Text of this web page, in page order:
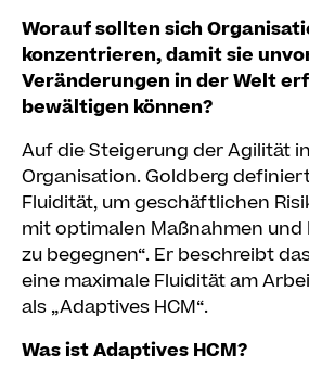
Worauf sollten sich
konzentrieren, damit sie
Veränderungen in der Welt
bewältigen können?
Auf die Steigerung der Agilität
Organisation. Goldberg
Fluidität, um geschäftlichen
mit optimalen Maßnahmen
zu begegnen“. Er beschreibt
eine maximale Fluidität am
als „Adaptives HCM“.
Was ist Adaptives HCM?